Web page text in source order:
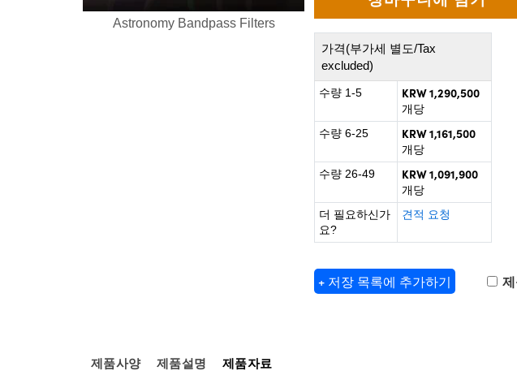
Astronomy Bandpass Filters
가격(부가세 별도/Tax
excluded)
수량 1-5 KRW 1,290,500
개당
수량 6-25
KRW 1,161,500
개당
수량 26-49
KRW 1,091,900
개당
더 필요하신가
요?
견적 요청
+ 저장 목록에 추가하기 제
제품사양 제품설명 제품자료